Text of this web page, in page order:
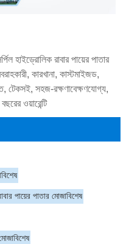
হাইড্রোলিক রাবার পায়ের পাতার
কারখানা, কাস্টমাইজড,
টেকসই, সহজ-রক্ষণাবেক্ষণযোগ্য,
ওয়ারেন্টি
পায়ের পাতার মোজাবিশেষ